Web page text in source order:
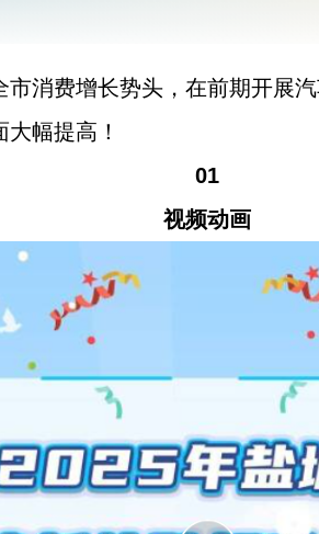
消费增长势头，在前期开展
幅提高！
01
视频动画